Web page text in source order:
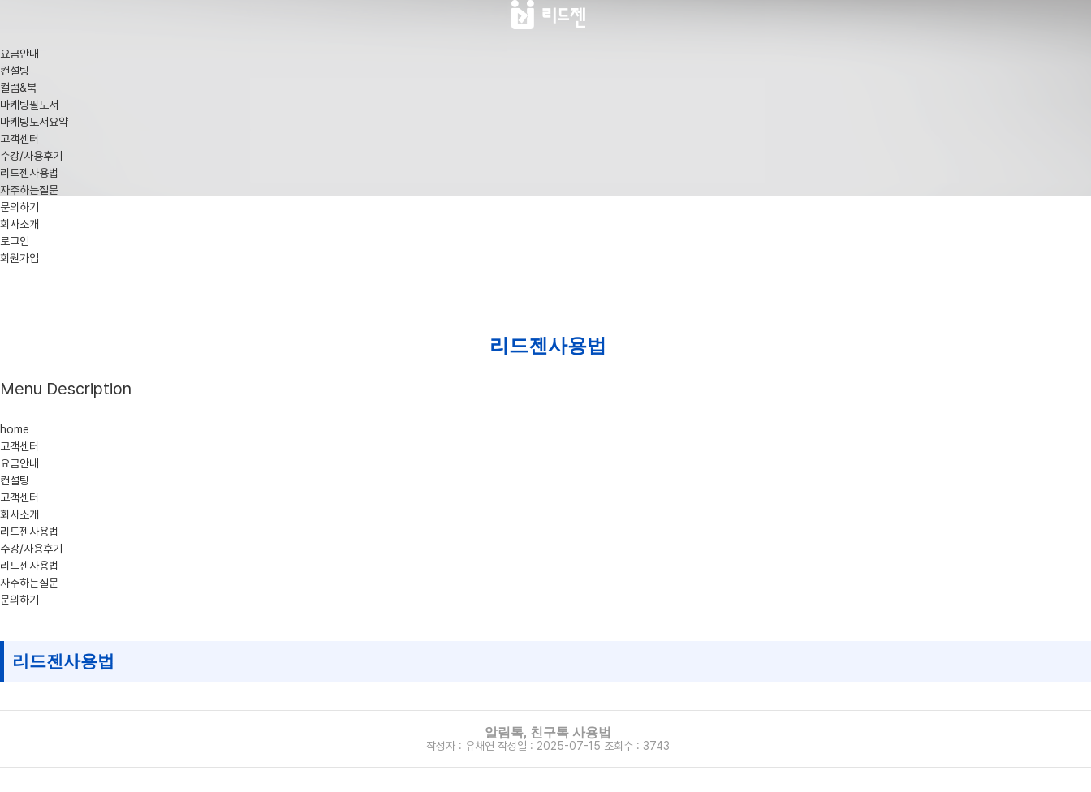
요금안내
컨설팅
컬럼&북
마케팅필도서
마케팅도서요약
고객센터
수강/사용후기
리드젠사용법
자주하는질문
문의하기
회사소개
로그인
회원가입
리드젠사용법
Menu Description
home
고객센터
요금안내
컨설팅
고객센터
회사소개
리드젠사용법
수강/사용후기
리드젠사용법
자주하는질문
문의하기
리드젠사용법
알림톡, 친구톡 사용법
작성자 : 유채연 작성일 : 2025-07-15 조회수 : 3743